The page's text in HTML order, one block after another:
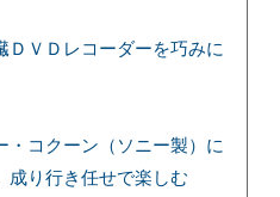
ＤＶＤレコーダーを巧みに
・コクーン（ソニー製）に
成り行き任せで楽しむ